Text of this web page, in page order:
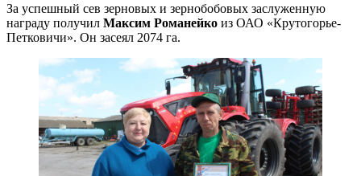
За успешный сев зерновых и зернобобовых заслуженную
награду получил Максим Романейко из ОАО «Крутогорье-
Петковичи». Он засеял 2074 га.